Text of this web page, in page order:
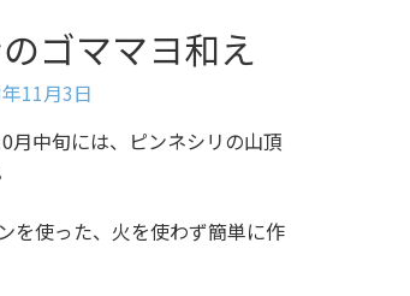
ゴママヨ和え
11月3日
月中旬には、ピンネシリの山頂
を使った、火を使わず簡単に作